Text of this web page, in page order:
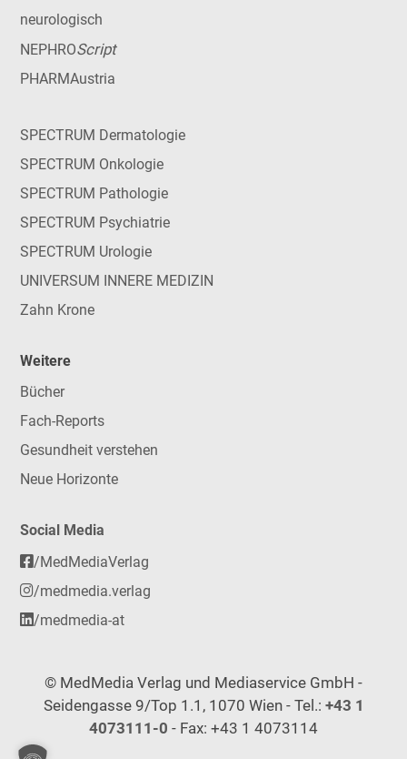
neurologisch
NEPHROScript
PHARMAustria
SPECTRUM Dermatologie
SPECTRUM Onkologie
SPECTRUM Pathologie
SPECTRUM Psychiatrie
SPECTRUM Urologie
UNIVERSUM INNERE MEDIZIN
Zahn Krone
Weitere
Bücher
Fach-Reports
Gesundheit verstehen
Neue Horizonte
Social Media
/MedMediaVerlag
/medmedia.verlag
/medmedia-at
© MedMedia Verlag und Mediaservice GmbH -
Seidengasse 9/Top 1.1, 1070 Wien - Tel.: +43 1
4073111-0 - Fax: +43 1 4073114